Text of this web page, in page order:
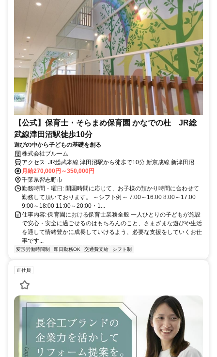
【公式】保育士・そらまめ保育園 かなでの杜 JR総
武線津田沼駅徒歩10分
遊びの中から子どもの基礎を創る
株式会社ブルーム
アクセス: JR総武本線 津田沼駅から徒歩で10分 新京成線 新津田沼駅
から徒歩で15分
月給270,000円～350,000円
千葉県習志野市
勤務時間・曜日: 開園時間に応じて、お子様の預かり時間に合わせて
勤務して頂いております。 ～シフト例～ 7:00～16:00 8:00～17:00
9:00～18:00 11:00～20:00・1...
仕事内容: 保育園における保育士業務全般 一人ひとりの子どもが施設
で安心・安全に過ごせるのはもちろんのこと、さまざまな遊びや生活
を通して情緒豊かに成長していけるよう、必要な支援をしていくお仕
事です...
変形労働時間制 即日勤務OK 交通費支給 シフト制
正社員